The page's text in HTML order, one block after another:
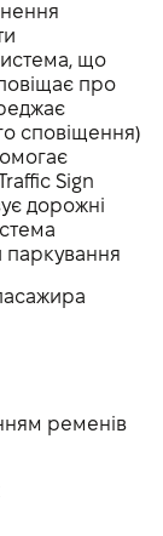
що
про
сповіщення)
Sign
дорожні
паркування
ременів